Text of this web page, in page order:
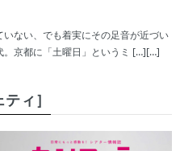
ない、でも着実にその足音が近づい
。京都に「土曜日」というミ […][…]
ィ］